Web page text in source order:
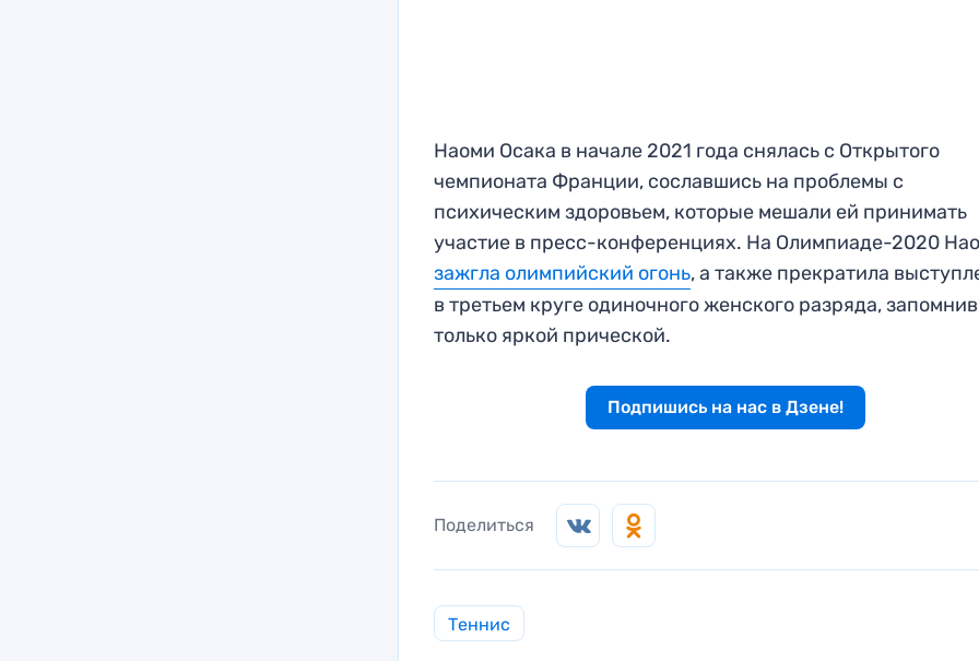
Наоми Осака в начале 2021 года снялась с Открытого
чемпионата Франции, сославшись на проблемы с
психическим здоровьем, которые мешали ей принимать
участие в пресс-конференциях. На Олимпиаде-2020
зажгла олимпийский огонь, а также прекратила
в третьем круге одиночного женского разряда,
только яркой прической.
Подпишись на нас в Дзене!
Поделиться
Теннис